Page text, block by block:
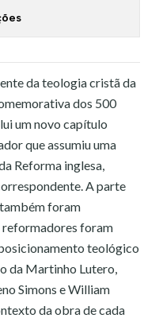
da teologia cristã da
dos 500
um novo capítulo
que assumiu uma
Reforma inglesa,
A parte
foram
reformadores foram
teológico
da Martinho Lutero,
Simons e William
da obra de cada